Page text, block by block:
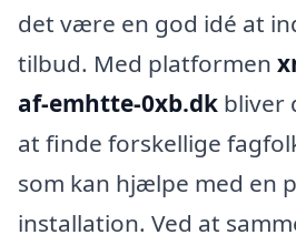
det være en god idé at
tilbud. Med platformen
af-emhtte-0xb.dk bliver
at finde forskellige
som kan hjælpe med en
installation. Ved at